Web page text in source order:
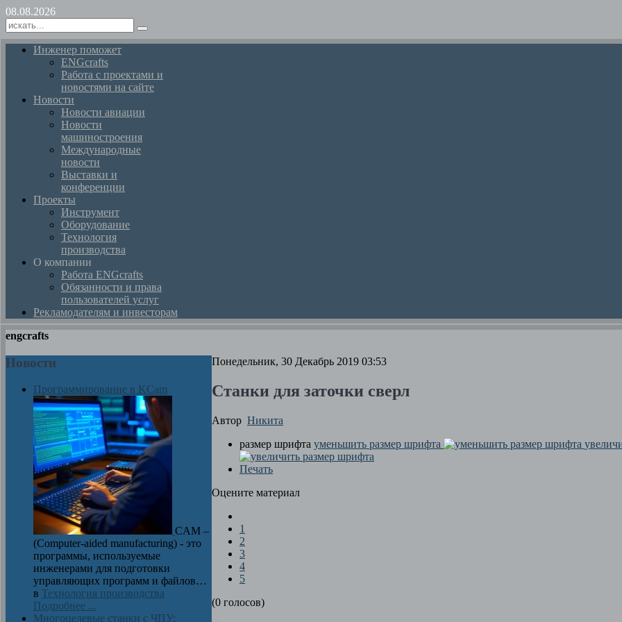
08.08.2026
Инженер поможет
ENGcrafts
Работа с проектами и
новостями на сайте
Новости
Новости авиации
Новости
машиностроения
Международные
новости
Выставки и
конференции
Проекты
Инструмент
Оборудование
Технология
производства
О компании
Работа ENGcrafts
Обязанности и права
пользователей услуг
Рекламодателям и инвесторам
engcrafts
Понедельник, 30 Декабрь 2019 03:53
Станки для заточки сверл
Автор Никита
размер шрифта уменьшить размер шрифта
Печать
Оцените материал
1
2
3
4
5
(0 голосов)
Новости
Программирование в KCam
CAM –
(Computer-aided manufacturing) - это
программы, используемые
инженерами для подготовки
управляющих программ и файлов…
в Технология производства
Подробнее ...
Многоцелевые станки с ЧПУ: